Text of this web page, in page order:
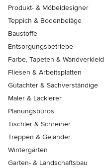
Produkt- & Möbeldesigner
Teppich & Bodenbeläge
Baustoffe
Entsorgungsbetriebe
Farbe, Tapeten &
Fliesen & Arbeitsplatten
Gutachter & Sachverständige
Maler & Lackierer
Planungsbüros
Tischler & Schreiner
Treppen & Geländer
Wintergärten
Garten- & Landschaftsbau